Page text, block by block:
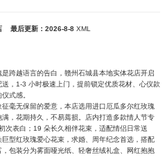
最后更新：2026-8-8 XML
跨越语言的告白，赣州石城县本地实体花店开启
，1-3 小时极速上门，提前锁定优质花材、心仪款
式感。
毫无保留的爱意，本店选用进口厄瓜多尔红玫瑰
，花期持久，不易蔫损。店内打造多款情人节专
次表白；19 朵长久相伴花束，适配情侣日常送
型红玫瑰爱心花束，求婚、周年纪念首选，搭配
包装分为雾面哑光纸、轻奢丝绒礼盒、网红抱抱